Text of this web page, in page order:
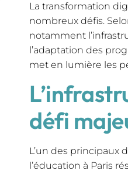
La transformation
nombreux défis.
notamment
l’adaptation des
met en lumière les
défi
L’un des principaux
l’éducation à Paris